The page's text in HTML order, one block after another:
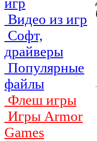
Видео из игр
Софт,
драйверы
Популярные
файлы
Флеш игры
Игры Armor
Games